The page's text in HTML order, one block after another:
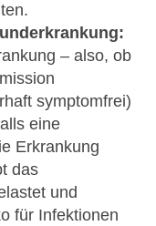
– also, ob
symptomfrei)
eine
Erkrankung
das
und
für Infektionen